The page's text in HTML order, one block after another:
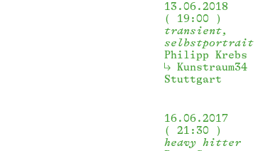
13.06.2018
19:00
transient,
selbstportrait
Philipp Krebs
Kunstraum34
Stuttgart
16.06.2017
21:30
heavy hitter